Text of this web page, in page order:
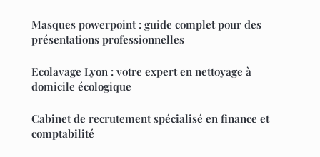
Masques powerpoint : guide complet pour des
présentations professionnelles
Ecolavage Lyon : votre expert en nettoyage à
domicile écologique
Cabinet de recrutement spécialisé en finance et
comptabilité